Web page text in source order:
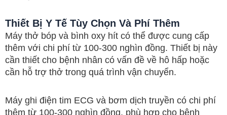
Thiết Bị Y Tế Tùy Chọn Và Phí Thêm
Máy thở bóp và bình oxy hít có thể được cung cấp
thêm với chi phí từ 100-300 nghìn đồng. Thiết bị này
cần thiết cho bệnh nhân có vấn đề về hô hấp hoặc
cần hỗ trợ thở trong quá trình vận chuyển.
Máy ghi điện tim ECG và bơm dịch truyền có chi phí
thêm từ 100-300 nghìn đồng, phù hợp cho bệnh